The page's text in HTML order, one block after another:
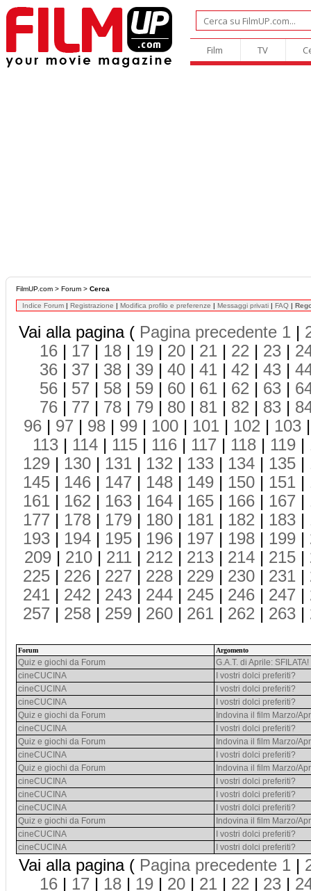
Film TV
FilmUP.com > Forum > Cerca
Indice Forum | Registrazione | Modifica profilo e preferenze | Messaggi privati | FAQ |
Vai alla pagina ( Pagina precedente 1 |
16 | 17 | 18 | 19 | 20 | 21 | 22 | 23 |
36 | 37 | 38 | 39 | 40 | 41 | 42 | 43 |
56 | 57 | 58 | 59 | 60 | 61 | 62 | 63 |
76 | 77 | 78 | 79 | 80 | 81 | 82 | 83 |
96 | 97 | 98 | 99 | 100 | 101 | 102 | 103
113 | 114 | 115 | 116 | 117 | 118 | 119 |
129 | 130 | 131 | 132 | 133 | 134 | 135 |
145 | 146 | 147 | 148 | 149 | 150 | 151 |
161 | 162 | 163 | 164 | 165 | 166 | 167 |
177 | 178 | 179 | 180 | 181 | 182 | 183 |
193 | 194 | 195 | 196 | 197 | 198 | 199 |
209 | 210 | 211 | 212 | 213 | 214 | 215 |
225 | 226 | 227 | 228 | 229 | 230 | 231 |
241 | 242 | 243 | 244 | 245 | 246 | 247 |
257 | 258 | 259 | 260 | 261 | 262 | 263 |
Forum Argomento
Quiz e giochi da Forum
G.A.T. di Aprile: SFILATA!
cineCUCINA
I vostri dolci preferiti?
cineCUCINA
I vostri dolci preferiti?
cineCUCINA
I vostri dolci preferiti?
Quiz e giochi da Forum
Indovina il film Marzo/
cineCUCINA
I vostri dolci preferiti?
Quiz e giochi da Forum
Indovina il film Marzo/
cineCUCINA
I vostri dolci preferiti?
Quiz e giochi da Forum
Indovina il film Marzo/
cineCUCINA
I vostri dolci preferiti?
cineCUCINA
I vostri dolci preferiti?
cineCUCINA
I vostri dolci preferiti?
Quiz e giochi da Forum
Indovina il film Marzo/
cineCUCINA
I vostri dolci preferiti?
cineCUCINA
I vostri dolci preferiti?
Vai alla pagina ( Pagina precedente 1 |
16 | 17 | 18 | 19 | 20 | 21 | 22 | 23 |